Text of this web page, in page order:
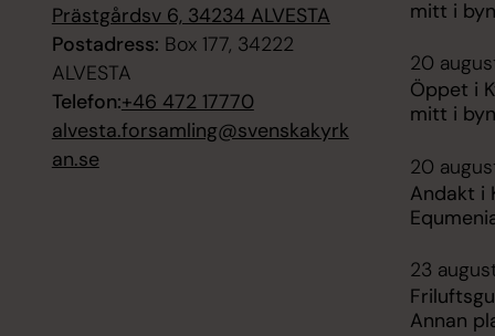
Prästgårdsv 6, 34234 ALVESTA
Postadress: Box 177, 34222
ALVESTA
Telefon:+46 472 17770
alvesta.forsamling@svenskakyrk
an.se
mitt i
20
Öppet i
mitt i
20
Andakt i
23
Annan